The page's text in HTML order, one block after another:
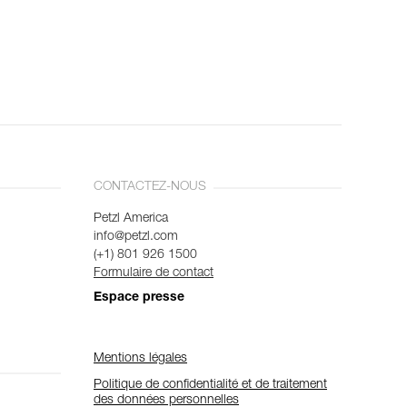
CONTACTEZ-NOUS
Petzl America
info@petzl.com
(+1) 801 926 1500
Formulaire de contact
Espace presse
Mentions légales
Politique de confidentialité et de traitement
des données personnelles